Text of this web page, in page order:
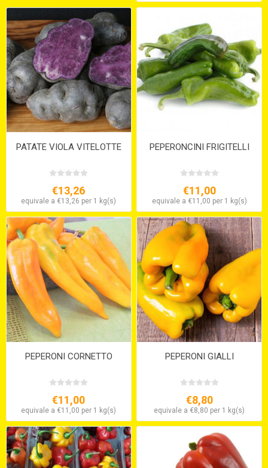
PATATE VIOLA VITELOTTE
€13,26
equivale a €13,26 per 1 kg(s)
PEPERONCINI FRIGITELLI
€11,00
equivale a €11,00 per 1 kg(s)
PEPERONI CORNETTO
€11,00
equivale a €11,00 per 1 kg(s)
PEPERONI GIALLI
€8,80
equivale a €8,80 per 1 kg(s)